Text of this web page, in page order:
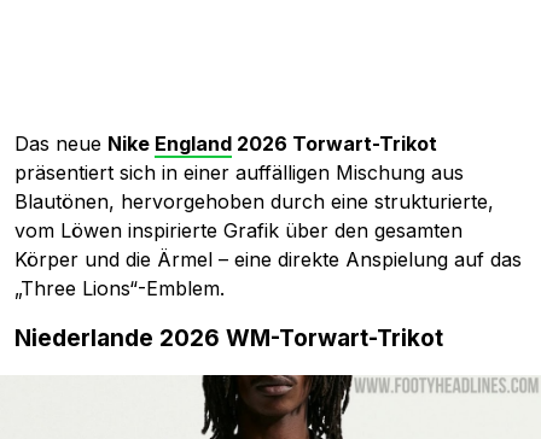
Das neue Nike England 2026 Torwart-Trikot
präsentiert sich in einer auffälligen Mischung aus
Blautönen, hervorgehoben durch eine strukturierte,
vom Löwen inspirierte Grafik über den gesamten
Körper und die Ärmel – eine direkte Anspielung auf das
„Three Lions“-Emblem.
Niederlande 2026 WM-Torwart-Trikot